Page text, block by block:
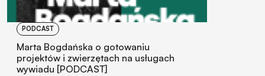
PODCAST
Marta Bogdańska o gotowaniu
projektów i zwierzętach na usługach
wywiadu [PODCAST]